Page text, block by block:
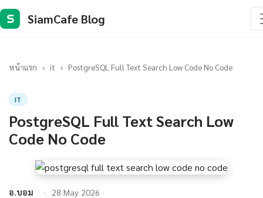
S SiamCafe Blog
หน้าแรก › it › PostgreSQL Full Text Search Low Code No Code
IT
PostgreSQL Full Text Search Low
Code No Code
อ.บอม 28 May 2026